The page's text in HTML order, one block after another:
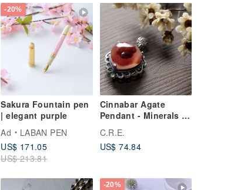
-20%
Sakura Fountain pen
| elegant purple
Ad
LABAN PEN
US$ 171.05
US$ 213.81
Cinnabar Agate
Pendant - Minerals /
/ Good Fortune /
Wealth Attraction /
Malicious Intent
C.R.E.
US$ 74.84
-20%